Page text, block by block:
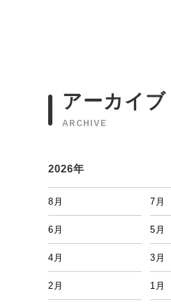
アーカイブ
ARCHIVE
2026年
8月 7月
6月 5月
4月 3月
2月 1月